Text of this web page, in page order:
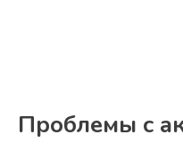
Проблемы с